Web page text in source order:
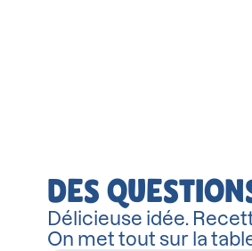
DES
Délicieuse idée.
On met tout sur la